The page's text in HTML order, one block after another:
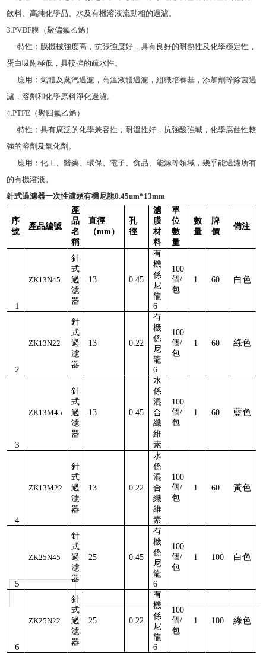
飲料、高純化學品、水及有機溶液流動相的過濾。
3.PVDF膜（聚偏氟乙烯）
特性：膜機械強度高，抗張強度好，具有良好的耐熱性及化學穩定性，
蛋白吸附極低，具較強的疏水性。
應用：氣體及蒸汽過濾，高溫液體過濾，組織培養基，添加劑等除菌過
濾，溶劑和化學原料淨化過濾。
4.PTFE（聚四氟乙烯）
特性：具有廣泛的化學兼容性，耐溫性好，抗強酸強堿，化學腐蝕性較
強的溶劑及氧化劑。
應用：化工、醫藥、環保、電子、食品、能源等領域，幾乎能過濾所有
的有機溶液。
針式過濾器一次性濾頭有機尼龍0.45um*13mm
序
號
產品編號
產
品
名
稱
直徑
（mm）
孔
徑
濾
膜
材
料
單
位
數
量
數
量
牌
價
備注
1
ZK13N45
針
式
過
濾
器
13 0.45
有
機
係
尼
龍
6
100
個/
包
1 60 白色
2
ZK13N22
針
式
過
濾
器
13 0.22
有
機
係
尼
龍
6
100
個/
包
1 60 綠色
3
ZK13M45
針
式
過
濾
器
13 0.45
水
係
混
合
纖
維
素
100
個/
包
1 60 藍色
4
ZK13M22
針
式
過
濾
器
13 0.22
水
係
混
合
纖
維
素
100
個/
包
1 60 黃色
5
ZK25N45
針
式
過
濾
器
25 0.45
有
機
係
尼
龍
6
100
個/
包
1 100 白色
6
ZK25N22
針
式
過
濾
器
25 0.22
有
機
係
尼
龍
6
100
個/
包
1 100 綠色